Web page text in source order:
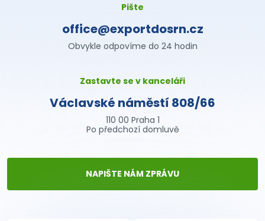
Pište
office@exportdosrn.cz
Obvykle odpovíme do 24 hodin
Zastavte se v kanceláři
Václavské náměstí 808/66
110 00 Praha 1
Po předchozí domluvě
NAPIŠTE NÁM ZPRÁVU